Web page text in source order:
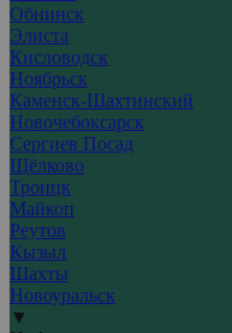
Обнинск
Элиста
Кисловодск
Ноябрьск
Каменск-Шахтинский
Новочебоксарск
Сергиев Посад
Щёлково
Троицк
Майкоп
Реутов
Кызыл
Шахты
Новоуральск
▼